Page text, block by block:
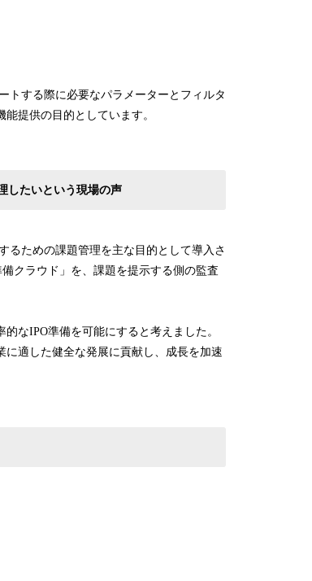
トする際に必要なパラメーターとフィルタ
提供の目的としています。
したいという現場の声
るための課題管理を主な目的として導入さ
クラウド」を、課題を提示する側の監査
なIPO準備を可能にすると考えました。
適した健全な発展に貢献し、成長を加速